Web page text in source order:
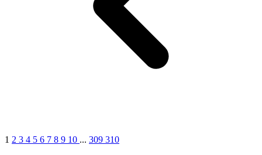
1 2 3 4 5 6 7 8 9 10 ... 309 310